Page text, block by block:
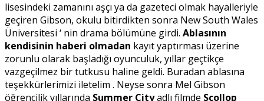
lisesindeki zamanını aşçı ya da gazeteci olmak hayalleriyle
geçiren Gibson, okulu bitirdikten sonra New South Wales
Üniversitesi ‘ nin drama bölümüne girdi. Ablasının
kendisinin haberi olmadan kayıt yaptırması üzerine
zorunlu olarak başladığı oyunculuk, yıllar geçtikçe
vazgeçilmez bir tutkusu haline geldi. Buradan ablasına
teşekkürlerimizi iletelim . Neyse sonra Mel Gibson
öğrencilik yıllarında Summer Cityadlı filmde Scollop